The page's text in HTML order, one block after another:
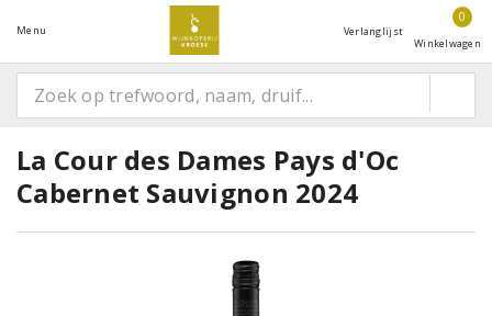
Menu Verlanglijst
0
Winkelwagen
La Cour des Dames Pays d'Oc
Cabernet Sauvignon 2024